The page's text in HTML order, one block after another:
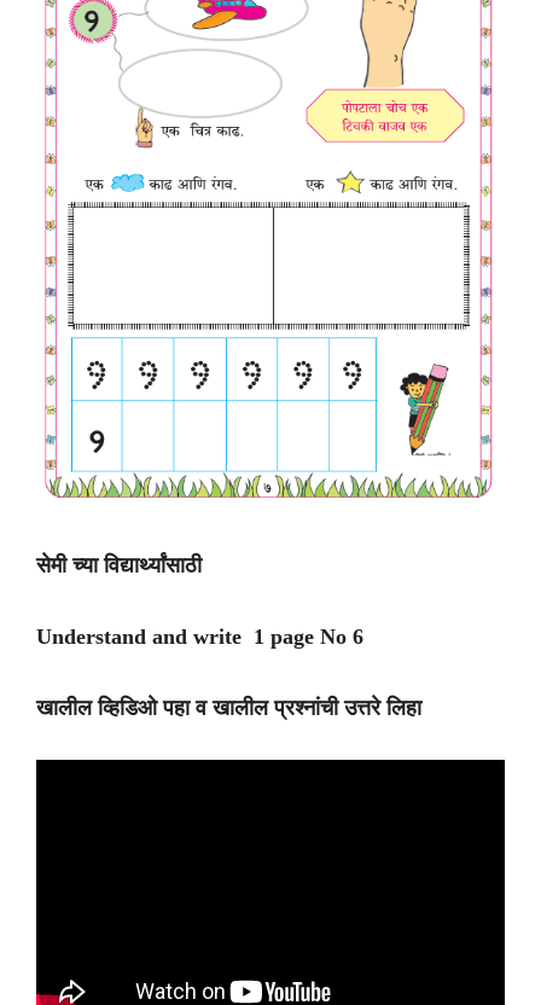
सेमी च्या विद्यार्थ्यांसाठी
Understand and write 1 page No 6
खालील व्हिडिओ पहा व खालील प्रश्नांची उत्तरे लिहा